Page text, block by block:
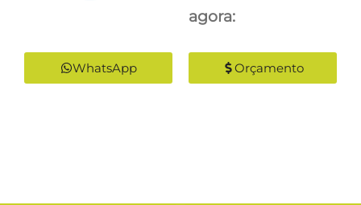
agora:
WhatsApp Orçamento